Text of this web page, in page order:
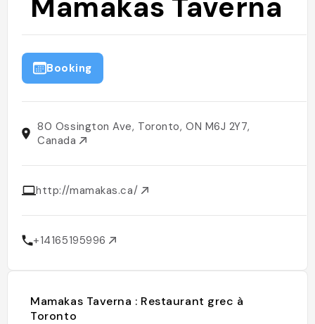
Booking
80 Ossington Ave, Toronto, ON M6J 2Y7,
Canada
http://mamakas.ca/
+14165195996
Mamakas Taverna : Restaurant grec à
Toronto